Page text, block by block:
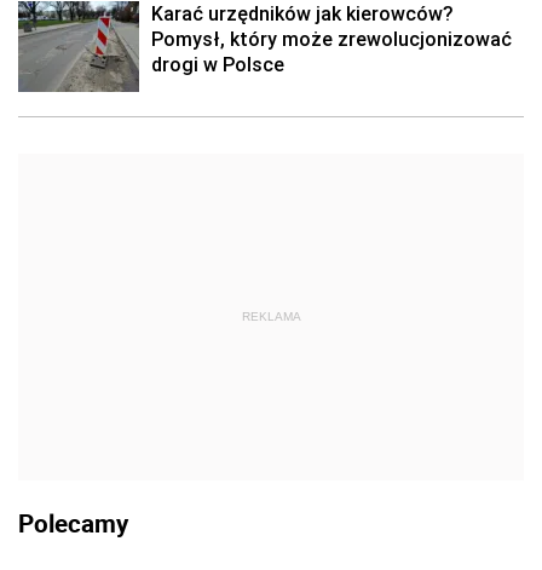
Karać urzędników jak kierowców?
Pomysł, który może zrewolucjonizować
drogi w Polsce
REKLAMA
Polecamy